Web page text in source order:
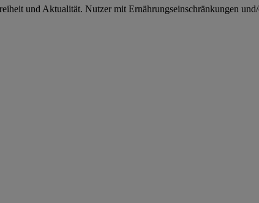
und Aktualität. Nutzer mit Ernährungseinschränkungen